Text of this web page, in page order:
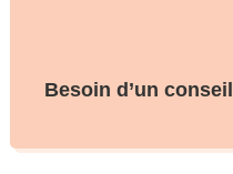
Besoin d’un